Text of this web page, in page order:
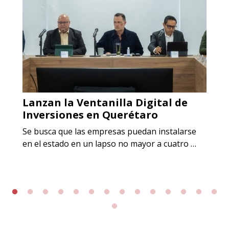
Lanzan la Ventanilla Digital de
Inversiones en Querétaro
Se busca que las empresas puedan instalarse
en el estado en un lapso no mayor a cuatro …